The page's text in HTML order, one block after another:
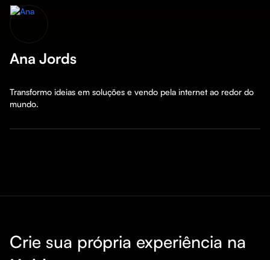
Ana Jords
Transformo ideias em soluções e vendo pela internet ao redor do
mundo.
Crie sua própria experiência na